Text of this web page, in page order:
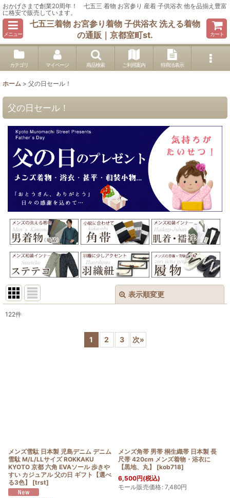
おかげさまで創業20周年！ 七五三 着物 お宮参り 産着 子供浴衣 他を品揃え豊富
に格安で販売しています。
メニュー
七五三着物 お宮参り着物 子供浴衣 洗える着物
の通販｜京都室町st.
カート
カテゴリ マイページ 商品検索 ご利用案内 特商法表示
ホーム > 父の日セール！
父の日セール！
表示順変更
122件
1 2 3 次»
メンズ雪駄 日本製 児島デニム デニム
雪駄 M/L/LLサイズ ROKKAKU
KYOTO 京都 六角 EVAソール 歩きや
すい カジュアル 父の日 ギフト【選べ
る3色】
[trst]
メンズ角帯 男帯 桐生織帯 日本製 長
尺帯 420cm メンズ着物・浴衣に
【黒地、丸】
[kob718]
6,500円(税込)
モール販売価格: 7,480円